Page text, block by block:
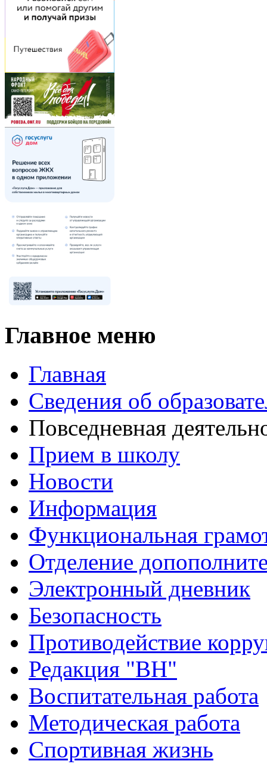
Главное меню
Главная
Сведения об
Повседневная
Прием в школу
Новости
Информация
Функциональная
Отделение
Электронный дневник
Безопасность
Противодействие
Редакция "ВН"
Воспитательная работа
Методическая работа
Спортивная жизнь